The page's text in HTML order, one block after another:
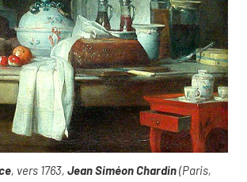
, vers 1763, Jean Siméon Chardin(Paris,